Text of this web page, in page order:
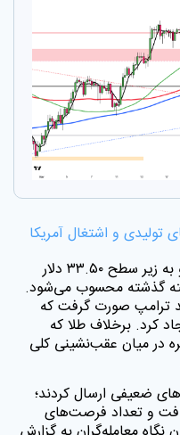
و اشتغال آمریکا
قیمت نقره بیش از ۱٪ کاهش یافت و به زیر سطح ۳۳.۵۰ دلار
گذشته محسوب می‌شود.
ترامپ صورت گرفت که
کرد. برخلاف طلا که
در میان عقب‌نشینی کلی
ضعیفی ارسال کردند؛
و تعداد فرصت‌های